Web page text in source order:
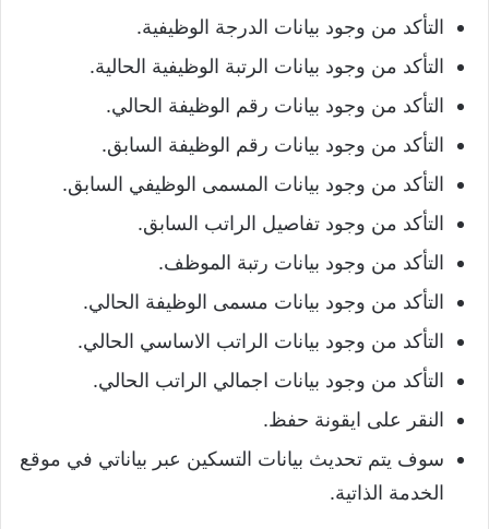
التأكد من وجود بيانات الدرجة الوظيفية.
التأكد من وجود بيانات الرتبة الوظيفية الحالية.
التأكد من وجود بيانات رقم الوظيفة الحالي.
التأكد من وجود بيانات رقم الوظيفة السابق.
التأكد من وجود بيانات المسمى الوظيفي السابق.
التأكد من وجود تفاصيل الراتب السابق.
التأكد من وجود بيانات رتبة الموظف.
التأكد من وجود بيانات مسمى الوظيفة الحالي.
التأكد من وجود بيانات الراتب الاساسي الحالي.
التأكد من وجود بيانات اجمالي الراتب الحالي.
النقر على ايقونة حفظ.
سوف يتم تحديث بيانات التسكين عبر بياناتي في موقع
الخدمة الذاتية.